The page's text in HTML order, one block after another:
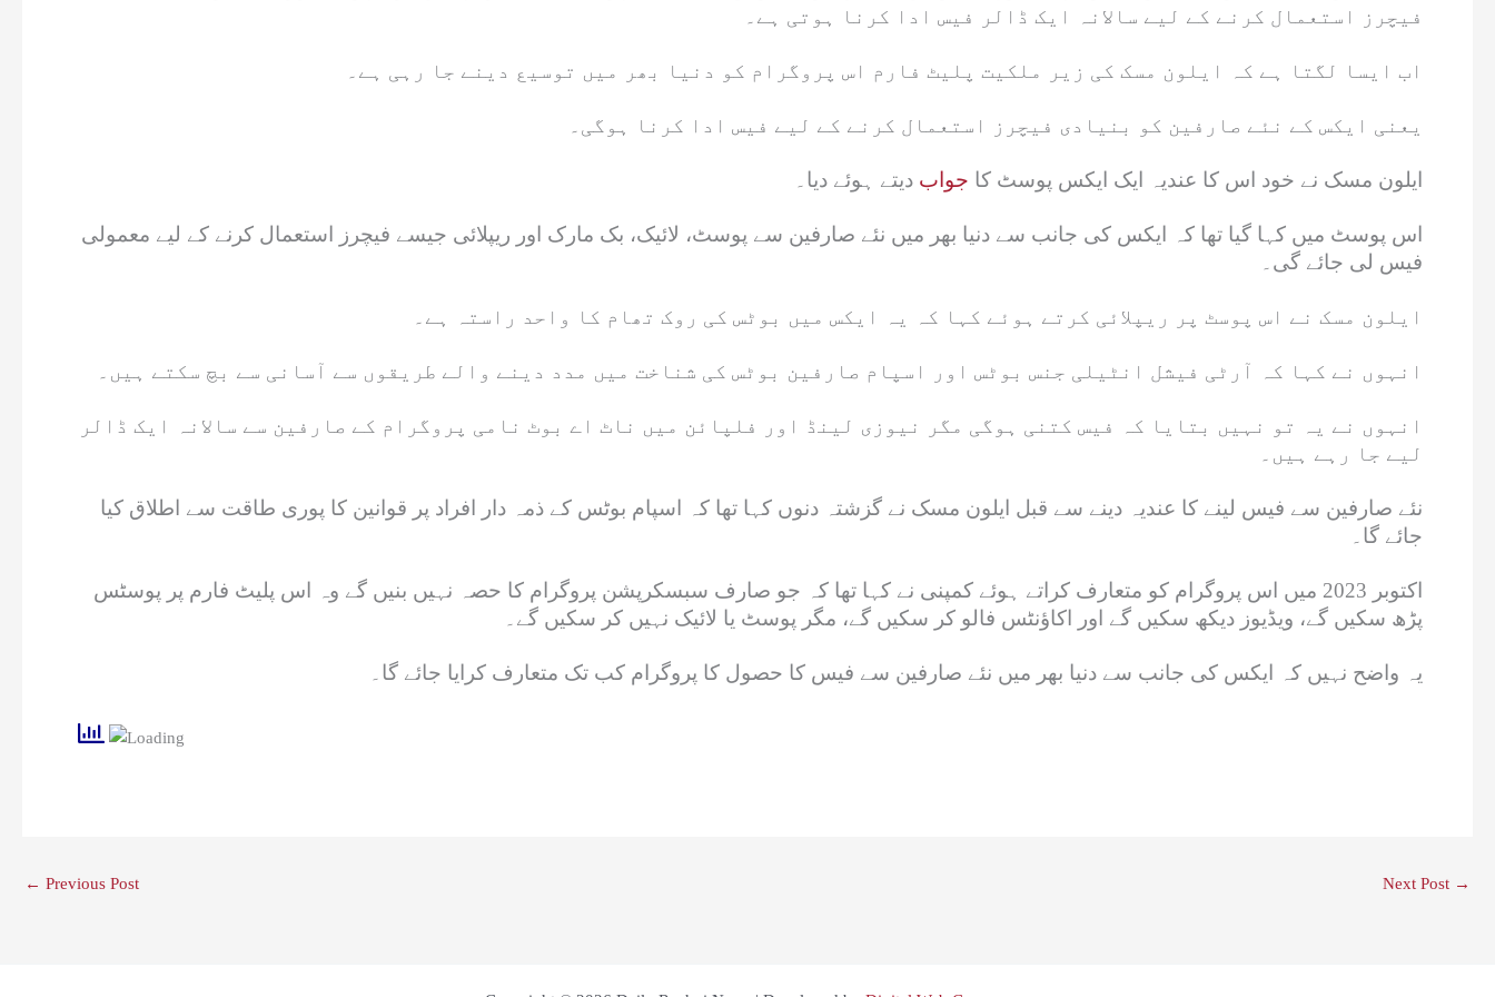
فیچرز استعمال کرنے کے لیے سالانہ ایک ڈالر فیس ادا کرنا ہوتی ہے۔
اب ایسا لگتا ہے کہ ایلون مسک کی زیر ملکیت پلیٹ فارم اس پروگرام کو دنیا بھر میں توسیع دینے جا رہی ہے۔
یعنی ایکس کے نئے صارفین کو بنیادی فیچرز استعمال کرنے کے لیے فیس ادا کرنا ہوگی۔
ایلون مسک نے خود اس کا عندیہ ایک ایکس پوسٹ کا جواب دیتے ہوئے دیا۔
اس پوسٹ میں کہا گیا تھا کہ ایکس کی جانب سے دنیا بھر میں نئے صارفین سے پوسٹ، لائیک، بک مارک اور ریپلائی جیسے فیچرز استعمال کرنے کے لیے معمولی
فیس لی جائے گی۔
ایلون مسک نے اس پوسٹ پر ریپلائی کرتے ہوئے کہا کہ یہ ایکس میں بوٹس کی روک تھام کا واحد راستہ ہے۔
انہوں نے کہا کہ آرٹی فیشل انٹیلی جنس بوٹس اور اسپام صارفین بوٹس کی شناخت میں مدد دینے والے طریقوں سے آسانی سے بچ سکتے ہیں۔
انہوں نے یہ تو نہیں بتایا کہ فیس کتنی ہوگی مگر نیوزی لینڈ اور فلپائن میں ناٹ اے بوٹ نامی پروگرام کے صارفین سے سالانہ ایک ڈالر
لیے جا رہے ہیں۔
نئے صارفین سے فیس لینے کا عندیہ دینے سے قبل ایلون مسک نے گزشتہ دنوں کہا تھا کہ اسپام بوٹس کے ذمہ دار افراد پر قوانین کا پوری طاقت سے اطلاق کیا
جائے گا۔
اکتوبر 2023 میں اس پروگرام کو متعارف کراتے ہوئے کمپنی نے کہا تھا کہ جو صارف سبسکرپشن پروگرام کا حصہ نہیں بنیں گے وہ اس پلیٹ فارم پر پوسٹس
پڑھ سکیں گے، ویڈیوز دیکھ سکیں گے اور اکاؤنٹس فالو کر سکیں گے، مگر پوسٹ یا لائیک نہیں کر سکیں گے۔
یہ واضح نہیں کہ ایکس کی جانب سے دنیا بھر میں نئے صارفین سے فیس کا حصول کا پروگرام کب تک متعارف کرایا جائے گا۔
← Previous Post Next Post →